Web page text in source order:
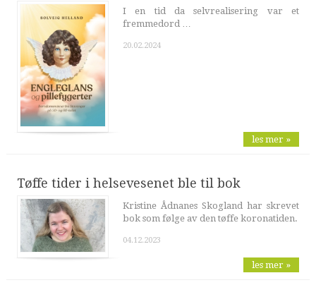
I en tid da selvrealisering var et
fremmedord …
20.02.2024
les mer »
Tøffe tider i helsevesenet ble til bok
Kristine Ådnanes Skogland har skrevet
bok som følge av den tøffe koronatiden.
04.12.2023
les mer »